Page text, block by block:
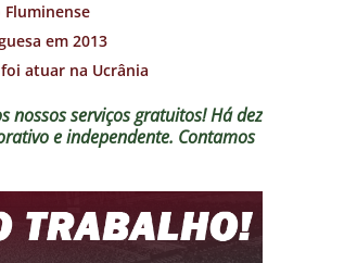
em 2013
atuar na Ucrânia
nossos serviços gratuitos!Há dez
e independente. Contamos